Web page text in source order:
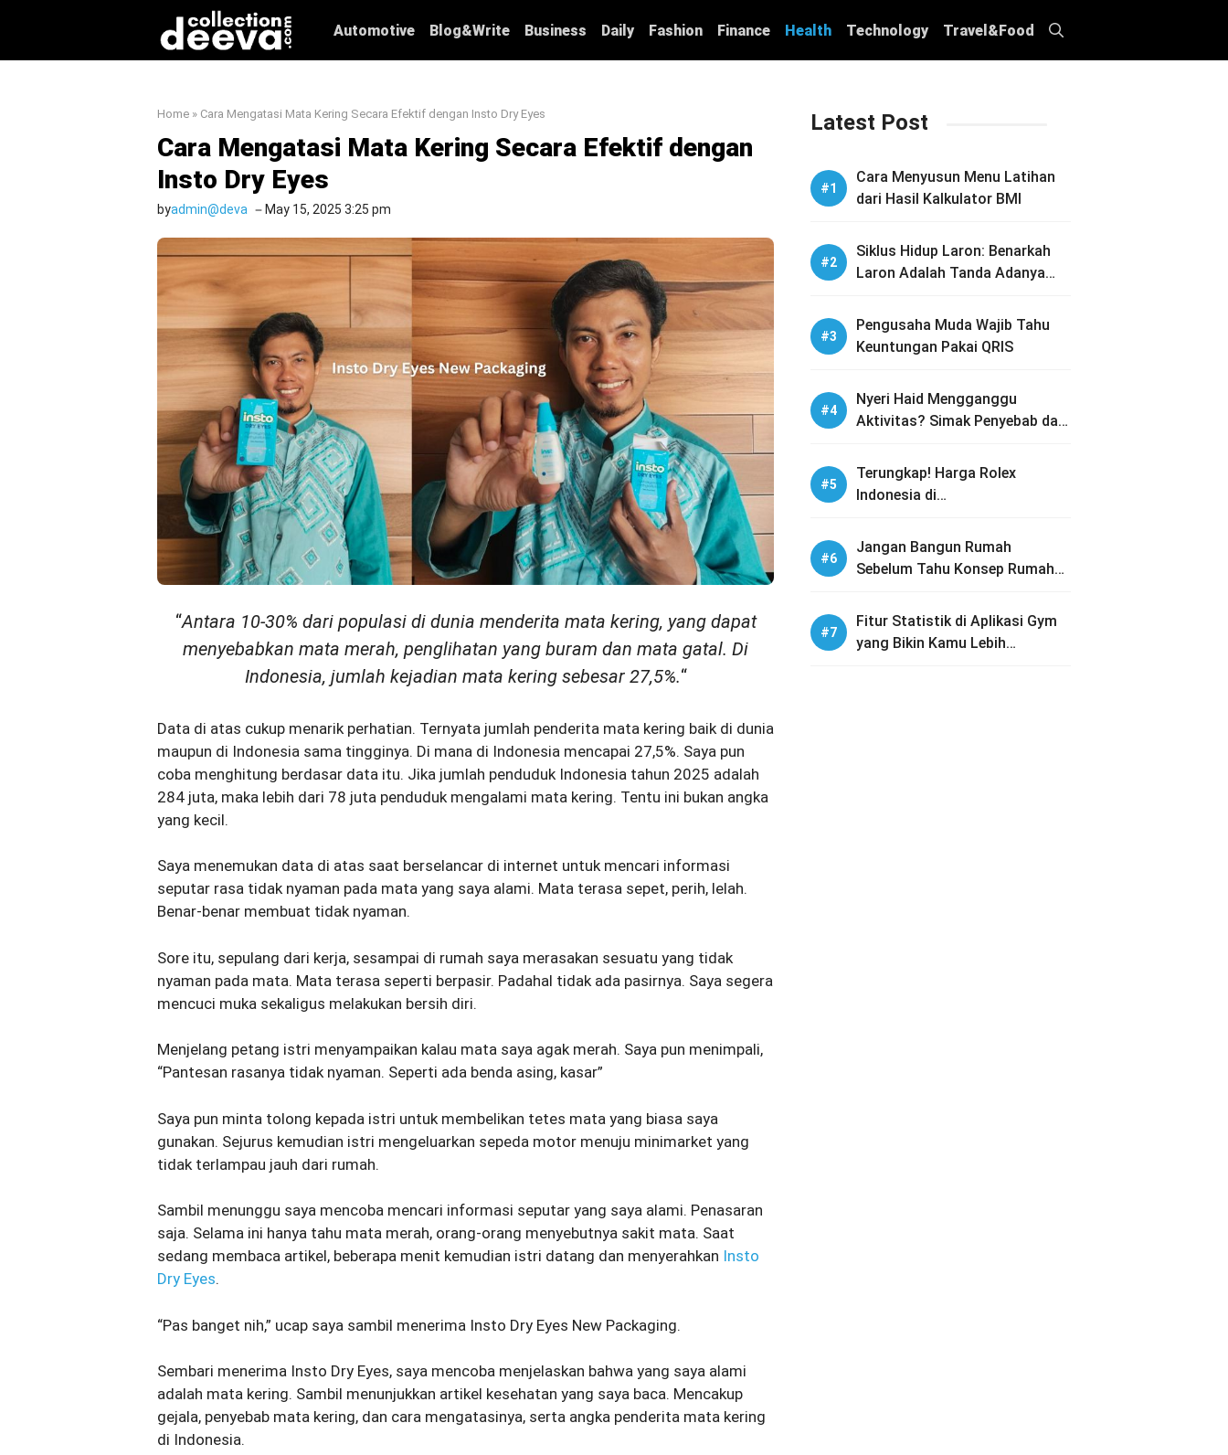
content
Automotive Blog&Write Business Daily Fashion Finance Health Technology Travel&Food
Home » Cara Mengatasi Mata Kering Secara Efektif dengan Insto Dry Eyes
Cara Mengatasi Mata Kering Secara Efektif dengan
Insto Dry Eyes
byadmin@deva May 15, 2025 3:25 pm
“Antara 10-30% dari populasi di dunia menderita mata kering, yang dapat
menyebabkan mata merah, penglihatan yang buram dan mata gatal. Di
Indonesia, jumlah kejadian mata kering sebesar 27,5%.“
Data di atas cukup menarik perhatian. Ternyata jumlah penderita mata kering baik di dunia
maupun di Indonesia sama tingginya. Di mana di Indonesia mencapai 27,5%. Saya pun
coba menghitung berdasar data itu. Jika jumlah penduduk Indonesia tahun 2025 adalah
284 juta, maka lebih dari 78 juta penduduk mengalami mata kering. Tentu ini bukan angka
yang kecil.
Saya menemukan data di atas saat berselancar di internet untuk mencari informasi
seputar rasa tidak nyaman pada mata yang saya alami. Mata terasa sepet, perih, lelah.
Benar-benar membuat tidak nyaman.
Sore itu, sepulang dari kerja, sesampai di rumah saya merasakan sesuatu yang tidak
nyaman pada mata. Mata terasa seperti berpasir. Padahal tidak ada pasirnya. Saya segera
mencuci muka sekaligus melakukan bersih diri.
Menjelang petang istri menyampaikan kalau mata saya agak merah. Saya pun menimpali,
“Pantesan rasanya tidak nyaman. Seperti ada benda asing, kasar”
Saya pun minta tolong kepada istri untuk membelikan tetes mata yang biasa saya
gunakan. Sejurus kemudian istri mengeluarkan sepeda motor menuju minimarket yang
tidak terlampau jauh dari rumah.
Sambil menunggu saya mencoba mencari informasi seputar yang saya alami. Penasaran
saja. Selama ini hanya tahu mata merah, orang-orang menyebutnya sakit mata. Saat
sedang membaca artikel, beberapa menit kemudian istri datang dan menyerahkan Insto
Dry Eyes.
“Pas banget nih,” ucap saya sambil menerima Insto Dry Eyes New Packaging.
Sembari menerima Insto Dry Eyes, saya mencoba menjelaskan bahwa yang saya alami
adalah mata kering. Sambil menunjukkan artikel kesehatan yang saya baca. Mencakup
gejala, penyebab mata kering, dan cara mengatasinya, serta angka penderita mata kering
di Indonesia.
Latest Post
Cara Menyusun Menu Latihan
dari Hasil Kalkulator BMI
Siklus Hidup Laron: Benarkah
Laron Adalah Tanda Adanya
Pengusaha Muda Wajib Tahu
Keuntungan Pakai QRIS
Nyeri Haid Mengganggu
Aktivitas? Simak Penyebab dan
Terungkap! Harga Rolex
Indonesia di
Koleksi Lengkap
Jangan Bangun Rumah
Sebelum Tahu Konsep Rumah
Fitur Statistik di Aplikasi Gym
yang Bikin Kamu Lebih